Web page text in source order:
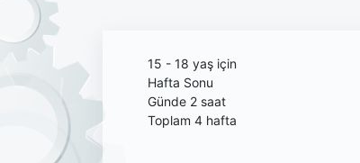
15 - 18 yaş için
Hafta Sonu
Günde 2 saat
Toplam 4 hafta